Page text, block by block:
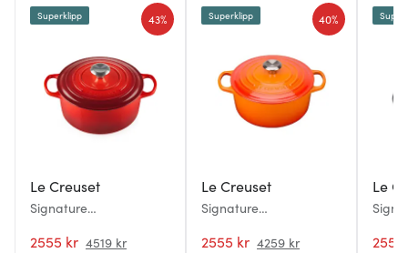
Le Creuset
Signature
cm 5,3 L Cerise
2555 kr 4519 kr
43%
Superklipp
Le Creuset
Signature
cm 5,3 L Volcanic
2555 kr 4259 kr
40%
Superklipp
Le
cm